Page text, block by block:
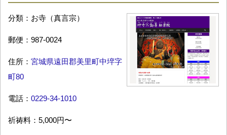
分類：お寺（真言宗）
郵便：987-0024
住所： 宮城県遠田郡美里町中埣字
町80
電話： 0229-34-1010
祈祷料：5,000円〜